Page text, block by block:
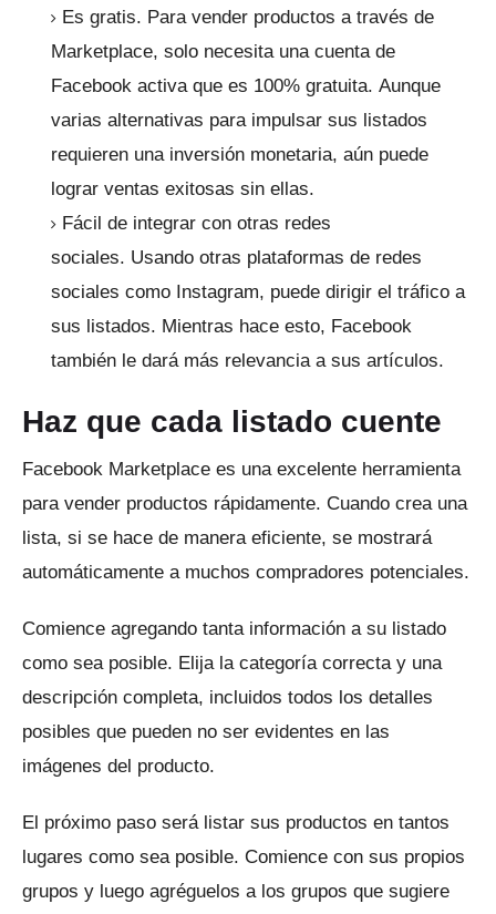
Es gratis. Para vender productos a través de
Marketplace, solo necesita una cuenta de
Facebook activa que es 100% gratuita. Aunque
varias alternativas para impulsar sus listados
requieren una inversión monetaria, aún puede
lograr ventas exitosas sin ellas.
Fácil de integrar con otras redes
sociales. Usando otras plataformas de redes
sociales como Instagram, puede dirigir el tráfico a
sus listados. Mientras hace esto, Facebook
también le dará más relevancia a sus artículos.
Haz que cada listado cuente
Facebook Marketplace es una excelente herramienta
para vender productos rápidamente. Cuando crea una
lista, si se hace de manera eficiente, se mostrará
automáticamente a muchos compradores potenciales.
Comience agregando tanta información a su listado
como sea posible. Elija la categoría correcta y una
descripción completa, incluidos todos los detalles
posibles que pueden no ser evidentes en las
imágenes del producto.
El próximo paso será listar sus productos en tantos
lugares como sea posible. Comience con sus propios
grupos y luego agréguelos a los grupos que sugiere